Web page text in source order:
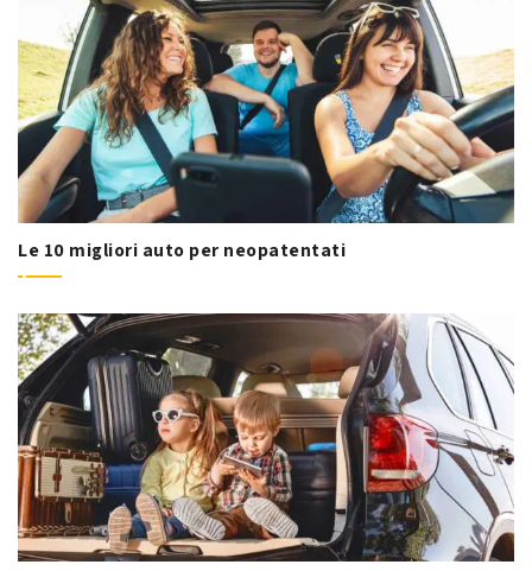
Le 10 migliori auto per neopatentati